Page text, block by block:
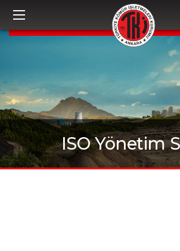
ISO Yönetim